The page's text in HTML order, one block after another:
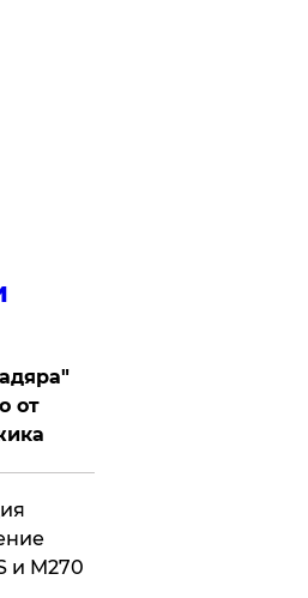
от
и M270